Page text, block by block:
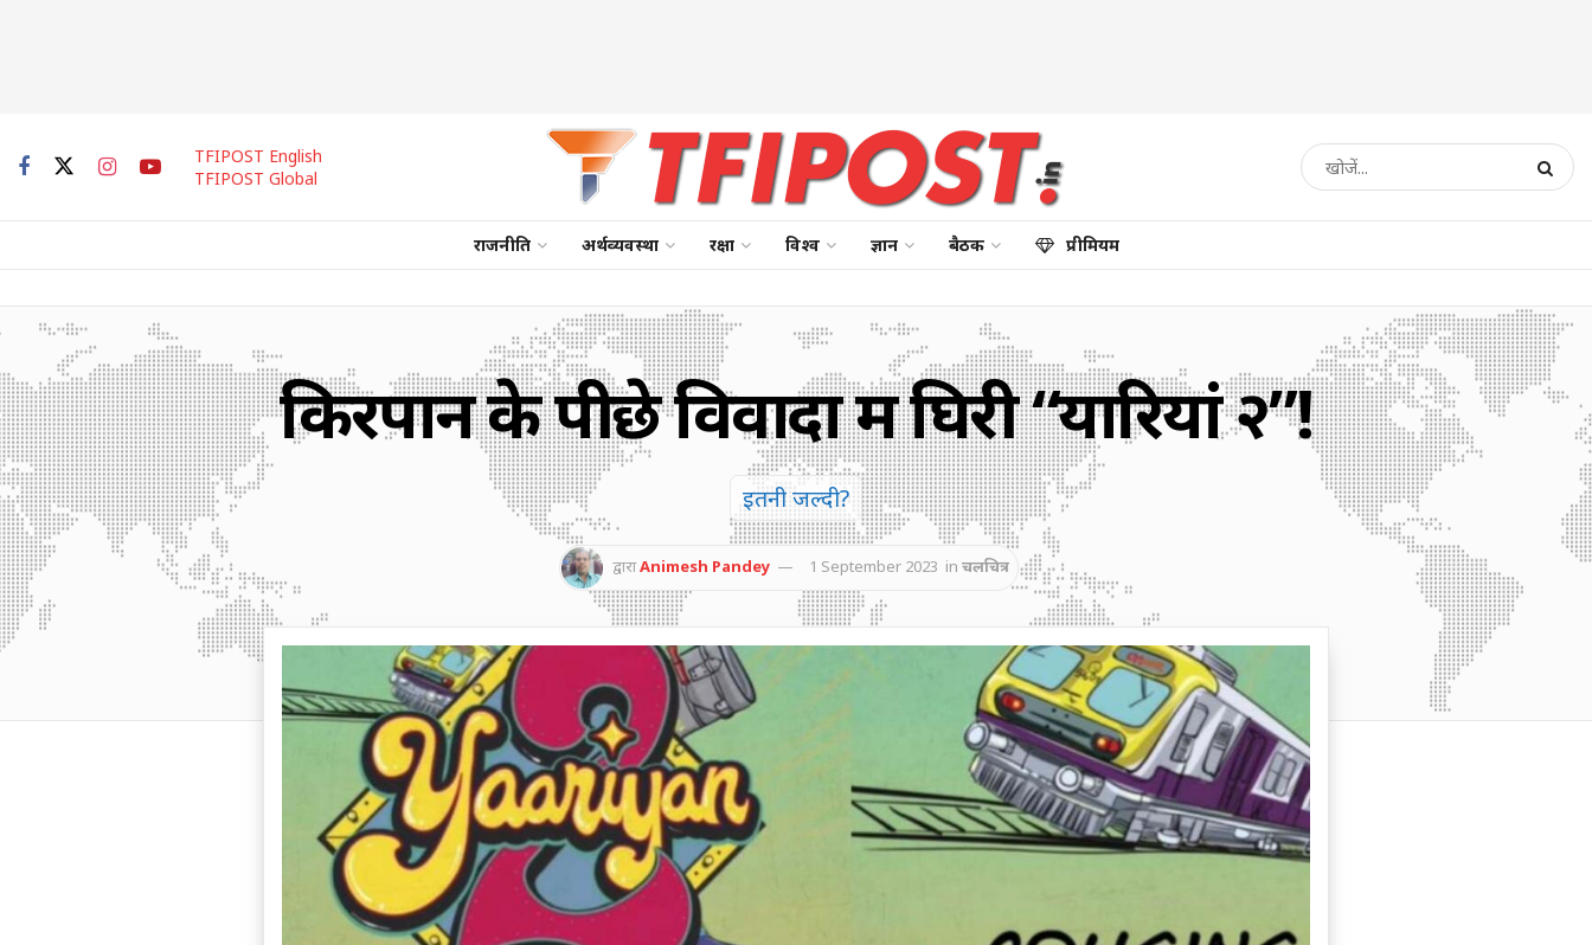
TFIPOST English
TFIPOST Global
राजनीति अर्थव्यवस्था रक्षा विश्व ज्ञान बैठक प्रीमियम
किरपान के पीछे विवादों में घिरी “यारियां २”!
इतनी जल्दी?
द्वाराAnimesh Pandey 1 September 2023 in चलचित्र